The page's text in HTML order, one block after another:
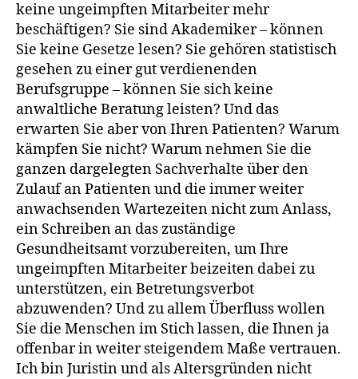
keine ungeimpften Mitarbeiter mehr
beschäftigen? Sie sind Akademiker – können
Sie keine Gesetze lesen? Sie gehören statistisch
gesehen zu einer gut verdienenden
Berufsgruppe – können Sie sich keine
anwaltliche Beratung leisten? Und das
erwarten Sie aber von Ihren Patienten? Warum
kämpfen Sie nicht? Warum nehmen Sie die
ganzen dargelegten Sachverhalte über den
Zulauf an Patienten und die immer weiter
anwachsenden Wartezeiten nicht zum Anlass,
ein Schreiben an das zuständige
Gesundheitsamt vorzubereiten, um Ihre
ungeimpften Mitarbeiter beizeiten dabei zu
unterstützen, ein Betretungsverbot
abzuwenden? Und zu allem Überfluss wollen
Sie die Menschen im Stich lassen, die Ihnen ja
offenbar in weiter steigendem Maße vertrauen.
Ich bin Juristin und als Altersgründen nicht